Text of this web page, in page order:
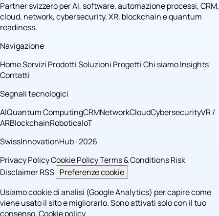
Partner svizzero per AI, software, automazione processi, CRM,
cloud, network, cybersecurity, XR, blockchain e quantum
readiness.
Navigazione
HomeServizi ProdottiSoluzioni ProgettiChi siamoInsights
Contatti
Segnali tecnologici
AIQuantum ComputingCRMNetworkCloudCybersecurityVR /
ARBlockchainRoboticaIoT
SwissInnovationHub · 2026
Privacy PolicyCookie PolicyTerms & ConditionsRisk
DisclaimerRSS Preferenze cookie
Usiamo cookie di analisi (Google Analytics) per capire come
viene usato il sito e migliorarlo. Sono attivati solo con il tuo
consenso.Cookie policy